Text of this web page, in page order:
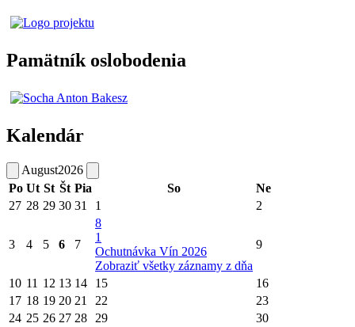
Pamätník oslobodenia
Kalendár
August2026
Po Ut St Št Pia So
Ne
27 28 29 30 31 1 2
3 4 5 6 7
8
1
Ochutnávka Vín 2026
Zobraziť všetky záznamy z dňa
9
10 11 12 13 14 15
16
17 18 19 20 21 22
23
24 25 26 27 28 29
30